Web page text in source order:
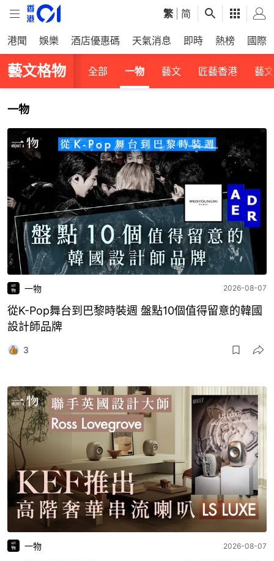
繁 简
港聞 娛樂 酒店優惠碼 天氣消息 即時 熱榜 國際
藝文格物 全部 一物 藝文 匠藝香港 藝
一物
一物 2026-08-07
從K-Pop舞台到巴黎時裝週 盤點10個值得留意的韓國
設計師品牌
3
一物 2026-08-07